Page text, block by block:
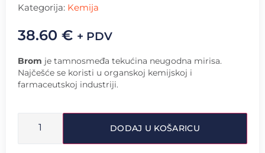
Kategorija: Kemija
38.60 € + PDV
Brom je tamnosmeđa tekućina neugodna mirisa.
Najčešće se koristi u organskoj kemijskoj i
farmaceutskoj industriji.
DODAJ U KOŠARICU